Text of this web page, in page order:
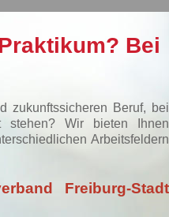
Bei
zukunftssicheren Beruf, bei
stehen? Wir bieten Ihnen
Arbeitsfeldern
Freiburg-Stadt